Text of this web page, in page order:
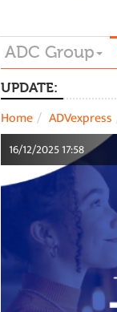
ADC Group
UPDATE:
Home ADVexpress
16/12/2025 17:58